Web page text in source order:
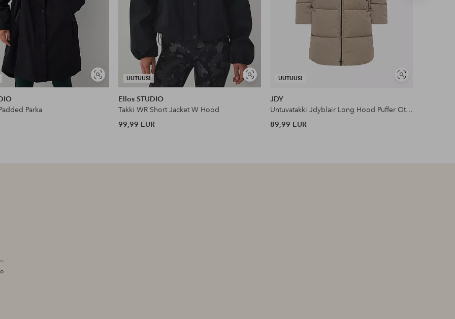
Näytä
samankaltaisia
Parka
UUTUUS!
Näytä
samankaltaisia
Ellos STUDIO
Takki WR Short Jacket W Hood
99,99 EUR
UUTUUS!
Näytä
JDY
Untuvatakki Jdyblair Long Hood Puffer Otw Sij N
89,99 EUR